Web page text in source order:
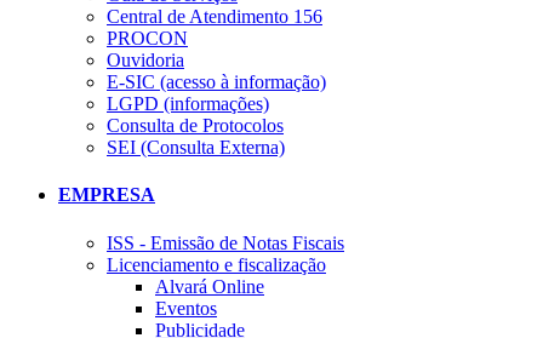
Central de Atendimento 156
PROCON
Ouvidoria
E-SIC (acesso à informação)
LGPD (informações)
Consulta de Protocolos
SEI (Consulta Externa)
EMPRESA
ISS - Emissão de Notas Fiscais
Licenciamento e fiscalização
Alvará Online
Eventos
Publicidade